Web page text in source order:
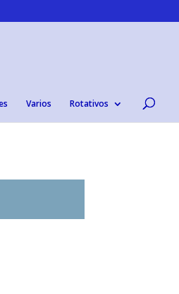
Varios Rotativos